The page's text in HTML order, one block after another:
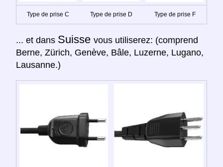
Type de prise C Type de prise D Type de prise F
... et dans Suisse vous utiliserez: (comprend
Berne, Zürich, Genève, Bâle, Luzerne, Lugano,
Lausanne.)